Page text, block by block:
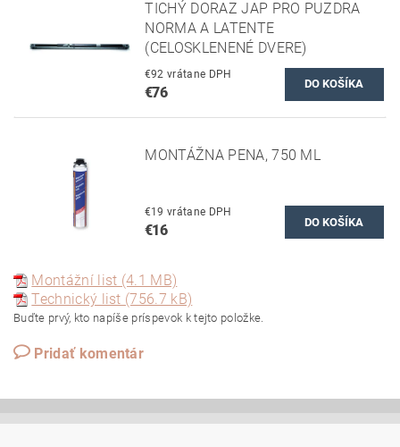
TICHÝ DORAZ JAP PRO PUZDRA
NORMA A LATENTE
(CELOSKLENENÉ DVERE)
€92 vrátane DPH
€76
MONTÁŽNA PENA, 750 ML
€19 vrátane DPH
€16
Montážní list (4.1 MB)
Technický list (756.7 kB)
Buďte prvý, kto napíše príspevok k tejto položke.
Pridať komentár